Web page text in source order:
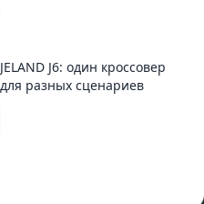
JELAND J6: один кроссовер
для разных сценариев